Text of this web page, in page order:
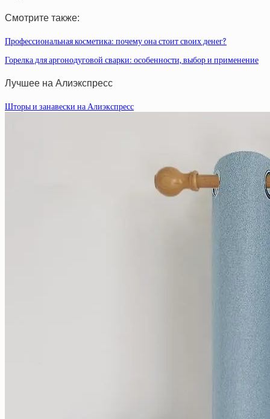
Смотрите также:
Профессиональная косметика: почему она стоит своих денег?
Горелка для аргонодуговой сварки: особенности, выбор и применение
Лучшее на Алиэкспресс
Шторы и занавески на Алиэкспресс